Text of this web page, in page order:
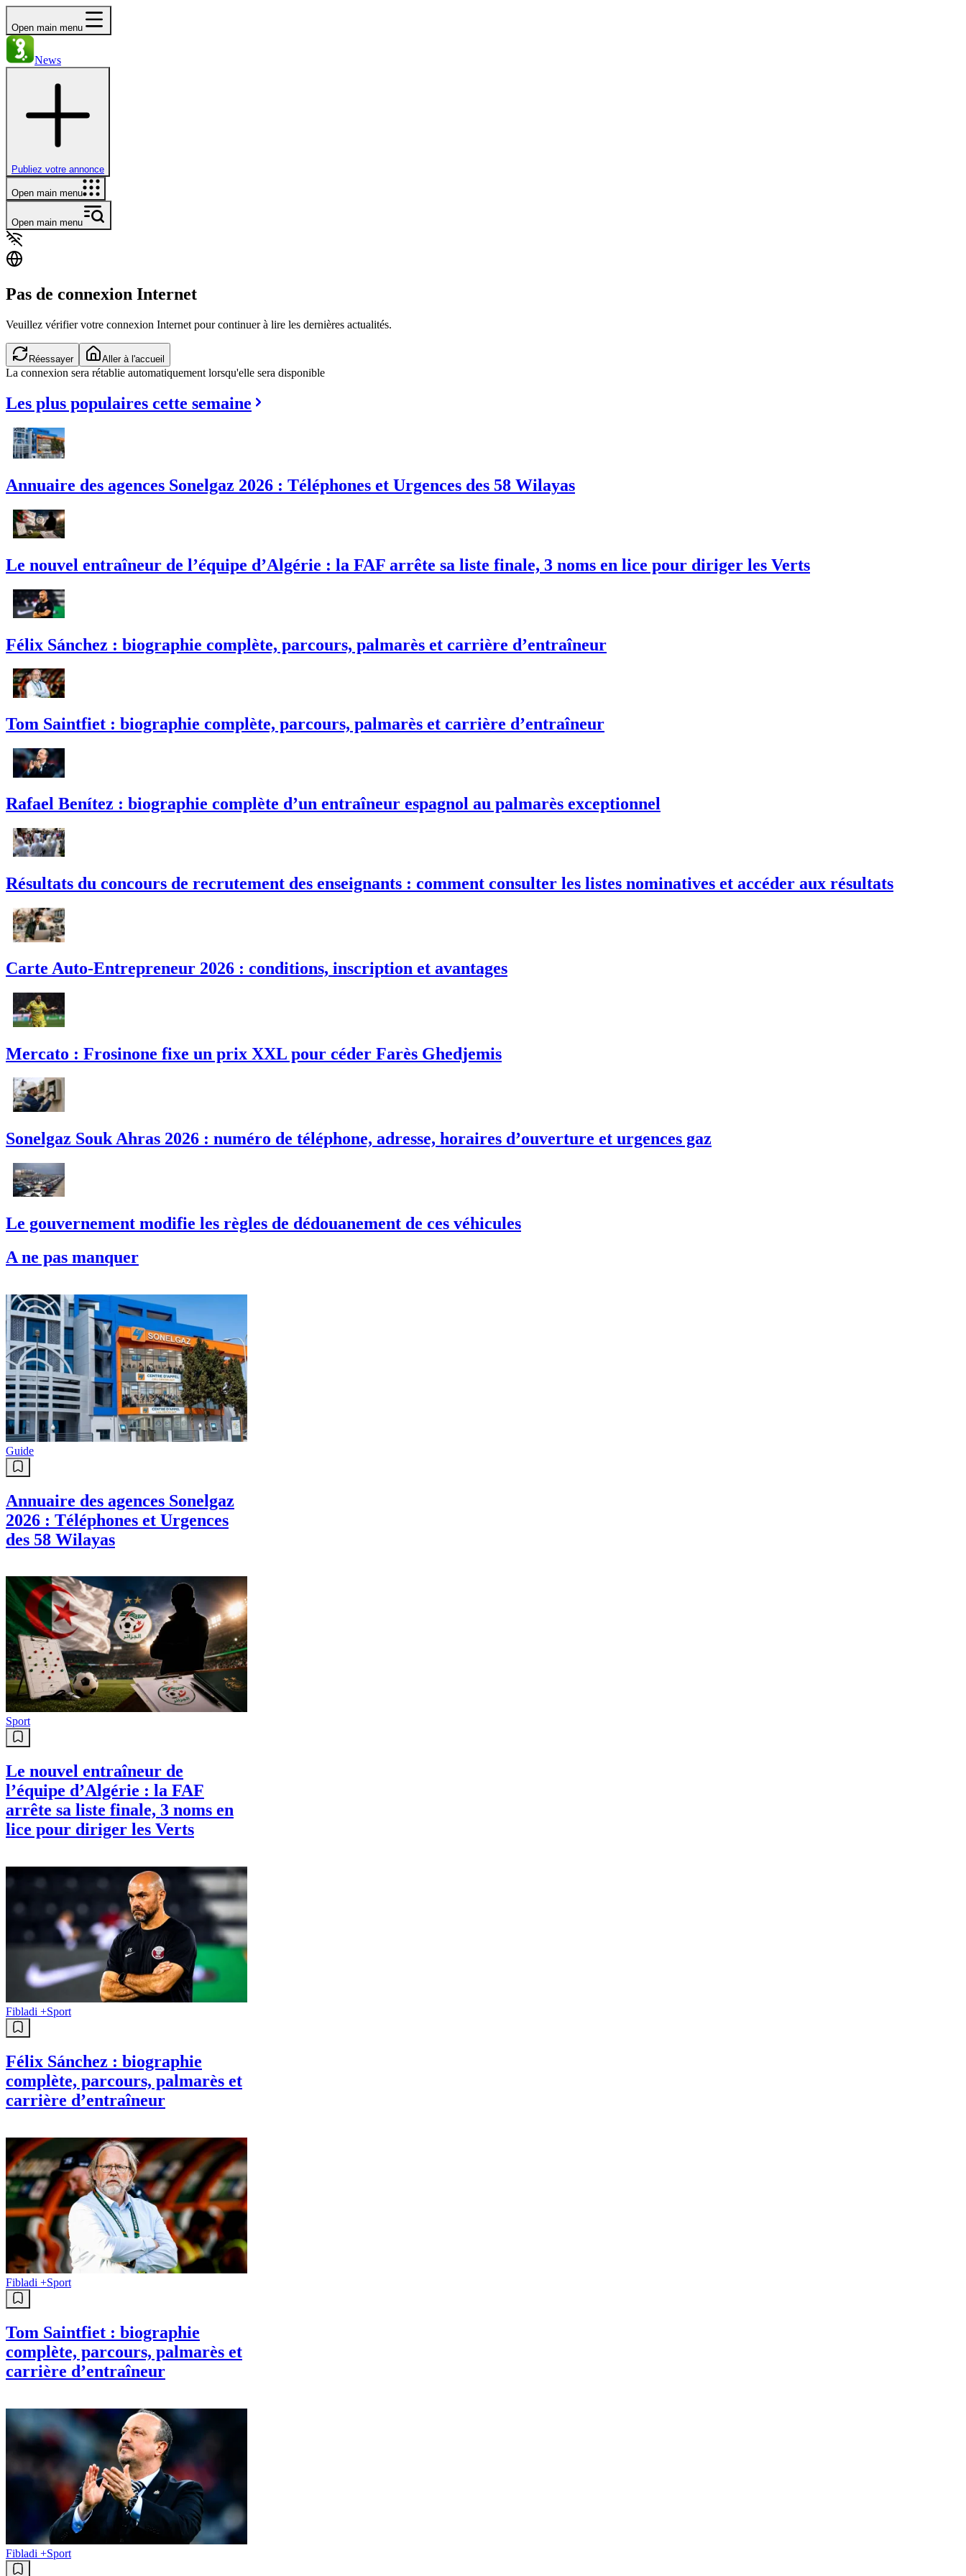
Open main menu
News
Publiez votre annonce
Open main menu
Open main menu
Pas de connexion Internet
Veuillez vérifier votre connexion Internet pour continuer à lire les dernières actualités.
Réessayer Aller à l'accueil
La connexion sera rétablie automatiquement lorsqu'elle sera disponible
Les plus populaires cette semaine
Annuaire des agences Sonelgaz 2026 : Téléphones et Urgences des 58 Wilayas
Le nouvel entraîneur de l’équipe d’Algérie : la FAF arrête sa liste finale, 3 noms en lice pour diriger les Verts
Félix Sánchez : biographie complète, parcours, palmarès et carrière d’entraîneur
Tom Saintfiet : biographie complète, parcours, palmarès et carrière d’entraîneur
Rafael Benítez : biographie complète d’un entraîneur espagnol au palmarès exceptionnel
Résultats du concours de recrutement des enseignants : comment consulter les listes nominatives et accéder aux résultats
Carte Auto-Entrepreneur 2026 : conditions, inscription et avantages
Mercato : Frosinone fixe un prix XXL pour céder Farès Ghedjemis
Sonelgaz Souk Ahras 2026 : numéro de téléphone, adresse, horaires d’ouverture et urgences gaz
Le gouvernement modifie les règles de dédouanement de ces véhicules
A ne pas manquer
Guide
Annuaire des agences Sonelgaz
2026 : Téléphones et Urgences
des 58 Wilayas
Sport
Le nouvel entraîneur de
l’équipe d’Algérie : la FAF
arrête sa liste finale, 3 noms en
lice pour diriger les Verts
Fibladi +Sport
Félix Sánchez : biographie
complète, parcours, palmarès et
carrière d’entraîneur
Fibladi +Sport
Tom Saintfiet : biographie
complète, parcours, palmarès et
carrière d’entraîneur
Fibladi +Sport